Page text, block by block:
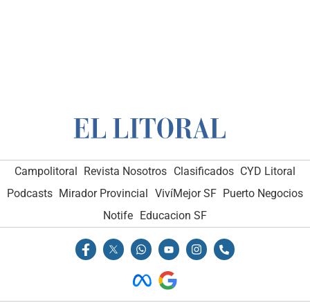
Campolitoral Revista Nosotros Clasificados CYD Litoral
Podcasts Mirador Provincial VivíMejor SF Puerto Negocios
Notife
Educacion SF